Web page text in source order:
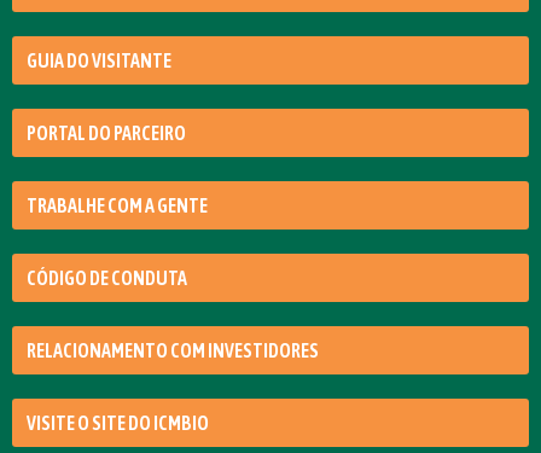
GUIA DO VISITANTE
PORTAL DO PARCEIRO
TRABALHE COM A GENTE
CÓDIGO DE CONDUTA
RELACIONAMENTO COM INVESTIDORES
VISITE O SITE DO ICMBIO